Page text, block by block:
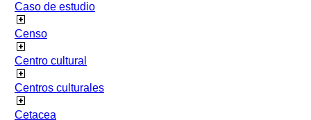
Caso de estudio
Censo
Centro cultural
Centros culturales
Cetacea